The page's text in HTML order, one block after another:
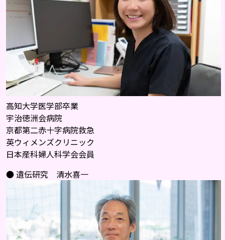
高知大学医学部卒業
宇治徳洲会病院
京都第二赤十字病院救急
英ウィメンズクリニック
日本産科婦人科学会会員
● 遺伝研究　清水喜一